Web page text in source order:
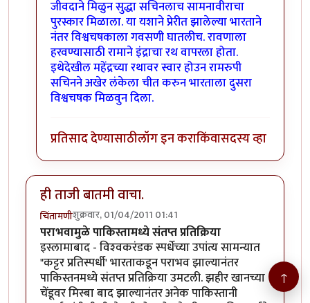
जीवदाने मिळुन सुद्धा सचिनलाच सामनावीराचा
पुरस्कार मिळाला. या यशाने प्रेरीत झालेल्या भारताने
नंतर विश्वचषकाला गवसणी घातलीच. रावणाला
हरवण्यासाठी रामाने इंद्राचा रथ वापरला होता.
इथेदेखील महेंद्रच्या रथावर स्वार होउन रामरुपी
सचिनने अखेर लंकेला चीत करुन भारताला दुसरा
विश्वचषक मिळवुन दिला.
प्रतिसाद देण्यासाठीलॉग इन कराकिंवासदस्य व्हा
ही ताजी बातमी वाचा.
चिंतामणीशुक्रवार, 01/04/2011 01:41
पराभवामुळे पाकिस्तामध्ये संतप्त प्रतिक्रिया
इस्लामाबाद - विश्‍वकरंडक स्पर्धेच्या उपांत्य सामन्यात
"कट्टर प्रतिस्पर्धी' भारताकडून पराभव झाल्यानंतर
पाकिस्तनमध्ये संतप्त प्रतिक्रिया उमटली. झहीर खानच्या
चेंडूवर मिस्बा बाद झाल्यानंतर अनेक पाकिस्तानी
↑